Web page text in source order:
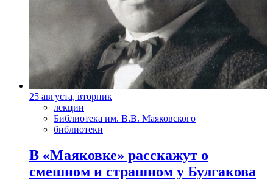
25 августа, вторник
лекции
Библиотека им. В.В. Маяковского
библиотеки
В «Маяковке» расскажут о
смешном и страшном у Булгакова